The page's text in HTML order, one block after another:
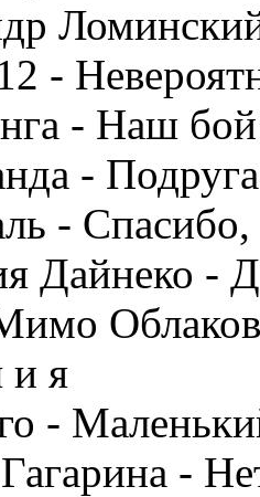
-
- Наш
- Подруга
-
Дайнеко -
Облаков
и я
-
-